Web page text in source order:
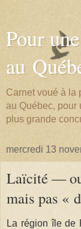
Pour
au
Carnet voué à la
au Québec, pour
plus grande
mercredi 13
Laïcité —
mais pas «
La région île de